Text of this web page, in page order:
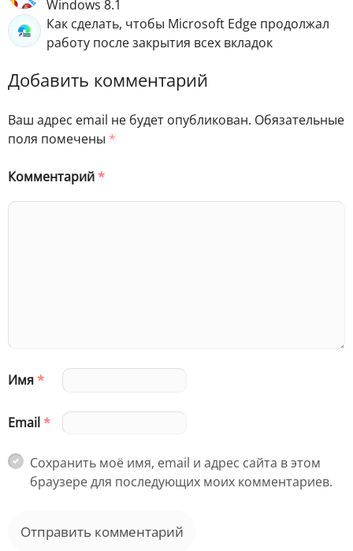
Windows 8.1
Как сделать, чтобы Microsoft Edge продолжал
работу после закрытия всех вкладок
Добавить комментарий
Ваш адрес email не будет опубликован. Обязательные
поля помечены *
Комментарий*
Имя*
Email*
Сохранить моё имя, email и адрес сайта в этом
браузере для последующих моих комментариев.